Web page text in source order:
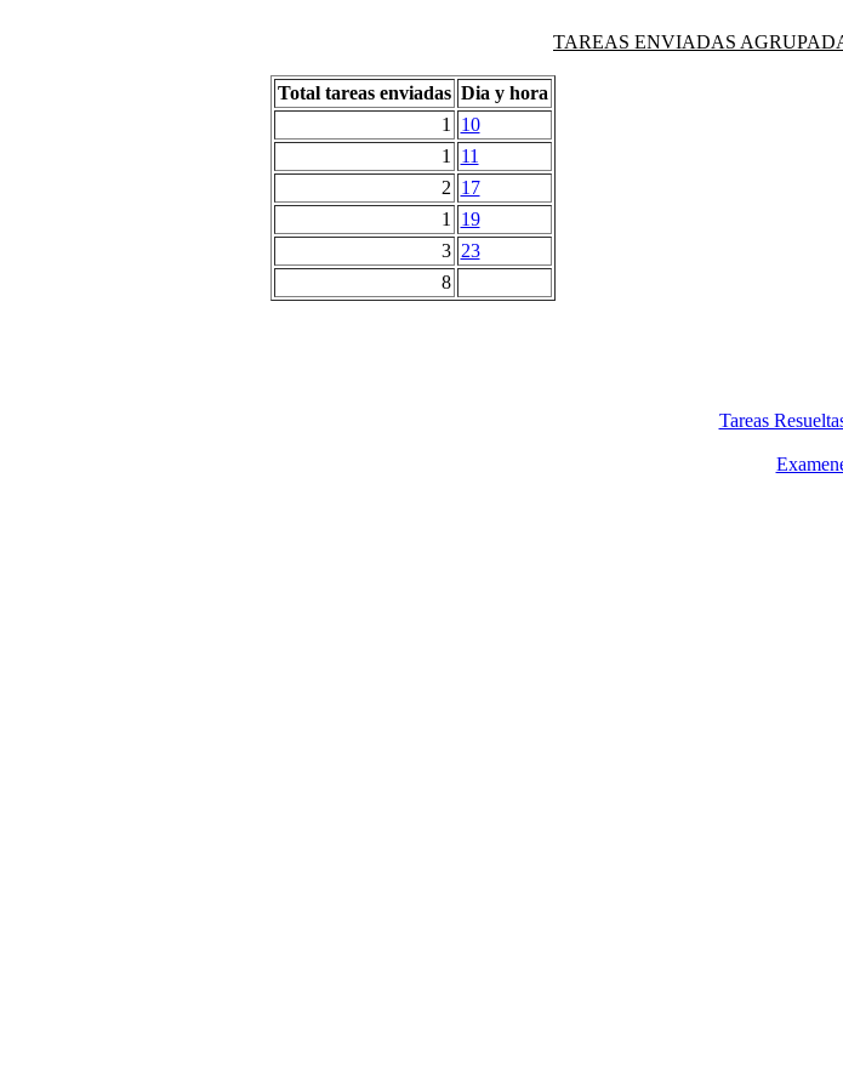
TAREAS ENVIADAS
Total tareas enviadas Dia y hora
1
10
1
11
2 17
1
19
3 23
8
Tareas